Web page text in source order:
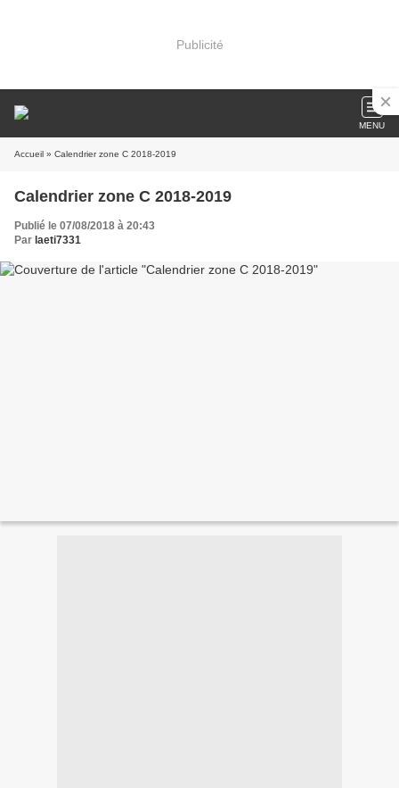
Publicité
MENU
Accueil » Calendrier zone C 2018-2019
Calendrier zone C 2018-2019
Publié le 07/08/2018 à 20:43
Par laeti7331